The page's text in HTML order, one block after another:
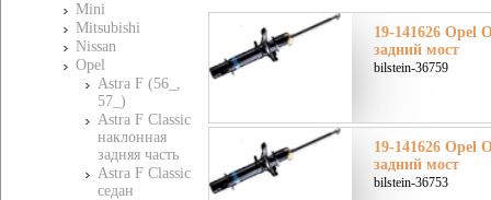
Mini
Mitsubishi
Nissan
Opel
Astra F (56_,
57_)
Astra F Classic
наклонная
задняя часть
Astra F Classic
седан
19-141626 Opel
задний мост
bilstein-36759
19-141626 Opel
задний мост
bilstein-36753